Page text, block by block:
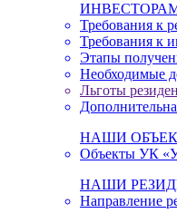
Требования к
Требования к
Этапы
Необходимые
Льготы
НАШИ
Объекты УК
НАШИ
Направление